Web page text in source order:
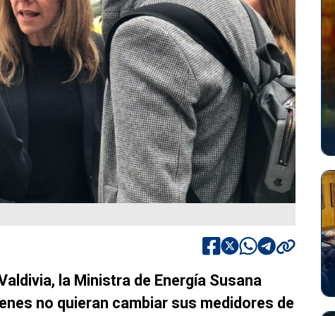
la Ministra de Energía Susana
no quieran cambiar sus medidores de